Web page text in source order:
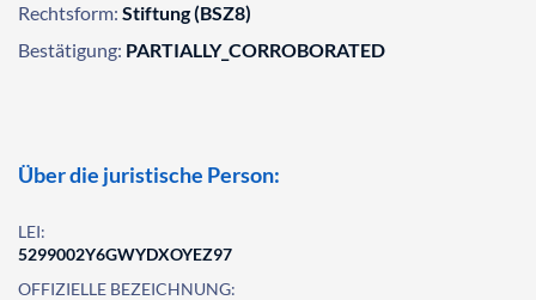
Rechtsform: Stiftung (BSZ8)
Bestätigung: PARTIALLY_CORROBORATED
Über die juristische Person:
LEI:
5299002Y6GWYDXOYEZ97
OFFIZIELLE BEZEICHNUNG: